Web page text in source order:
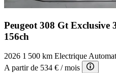
Peugeot 308 Gt Exclusive
156ch
2026 1 500 km Electrique
A partir de 534 € / mois